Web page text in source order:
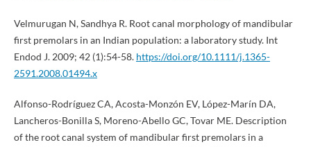
Velmurugan N, Sandhya R. Root canal morphology of mandibular
first premolars in an Indian population: a laboratory study. Int
Endod J. 2009; 42 (1):54-58. https://doi.org/10.1111/j.1365-
2591.2008.01494.x
Alfonso-Rodríguez CA, Acosta-Monzón EV, López-Marín DA,
Lancheros-Bonilla S, Moreno-Abello GC, Tovar ME. Description
of the root canal system of mandibular first premolars in a